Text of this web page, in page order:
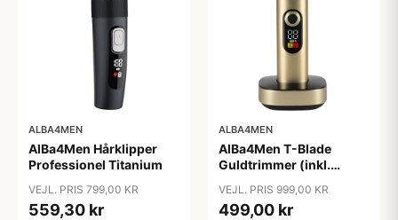
ALBA4MEN
AlBa4Men Hårklipper
Professionel Titanium
VEJL. PRIS 799,00 KR
559,30 kr
ALBA4MEN
AlBa4Men T-Blade
Guldtrimmer (inkl.
VEJL. PRIS 999,00 KR
499,00 kr